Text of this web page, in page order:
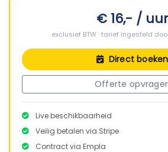
€ 16,- / uur
exclusief BTW · tarief ingesteld
Direct boeken
Offerte
Live beschikbaarheid
Veilig betalen via Stripe
Contract via Empla